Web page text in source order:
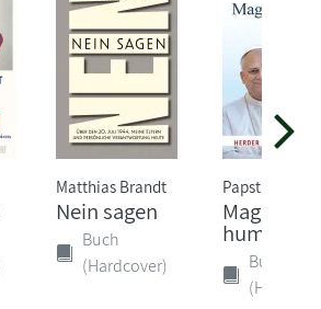
Matthias Brandt
Nein sagen
Buch
(Hardcover)
Papst Leo XIV.
Magnifica
humanitas
Buch